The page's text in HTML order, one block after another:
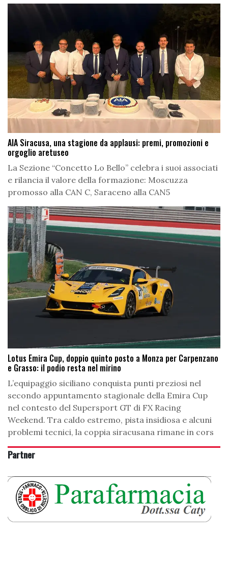
AIA Siracusa, una stagione da applausi: premi, promozioni e
orgoglio aretuseo
La Sezione “Concetto Lo Bello” celebra i suoi associati
e rilancia il valore della formazione: Moscuzza
promosso alla CAN C, Saraceno alla CAN5
Lotus Emira Cup, doppio quinto posto a Monza per Carpenzano
e Grasso: il podio resta nel mirino
L’equipaggio siciliano conquista punti preziosi nel
secondo appuntamento stagionale della Emira Cup
nel contesto del Supersport GT di FX Racing
Weekend. Tra caldo estremo, pista insidiosa e alcuni
problemi tecnici, la coppia siracusana rimane in cors
Partner